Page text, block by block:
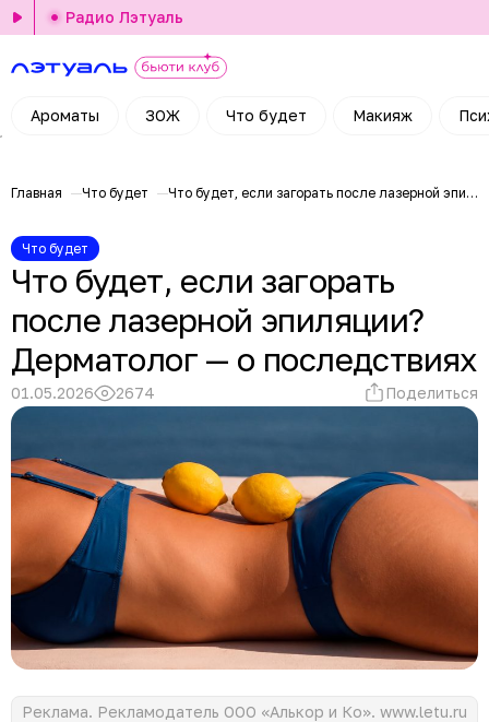
Ароматы ЗОЖ Что будет Макияж
Радио Лэтуаль
Главная Что будет Что будет, если загорать после лазерной эпиляции? Дерматолог — о последствиях
Что будет
Что будет, если загорать
после лазерной эпиляции?
Дерматолог — о последствиях
01.05.2026 2674 Поделиться
Реклама. Рекламодатель ООО «Алькор и Ко». www.letu.ru